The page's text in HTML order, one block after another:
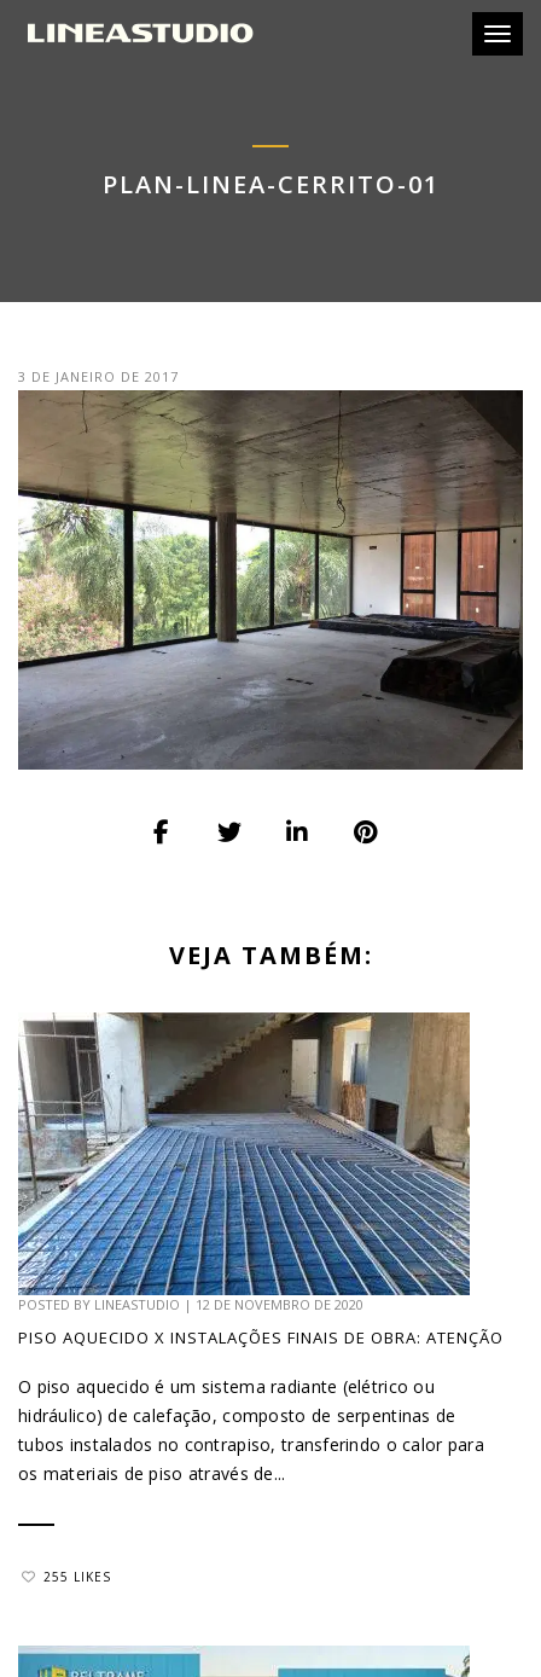
PLAN-LINEA-CERRITO-01
3 DE JANEIRO DE 2017
VEJA TAMBÉM:
POSTED BY LINEASTUDIO | 12 DE NOVEMBRO DE 2020
PISO AQUECIDO X INSTALAÇÕES FINAIS DE OBRA: ATENÇÃO
O piso aquecido é um sistema radiante (elétrico ou
hidráulico) de calefação, composto de serpentinas de
tubos instalados no contrapiso, transferindo o calor para
os materiais de piso através de...
255 LIKES